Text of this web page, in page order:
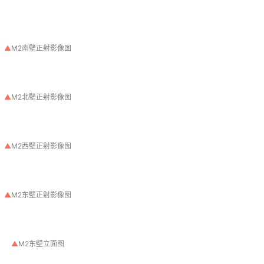
古称“河东”，是中华文明产生、发展的重要地区之一，在此之前晋
常见的“妇人启门”图、花卉图案等，亦有疑似判案场景图、宋代散